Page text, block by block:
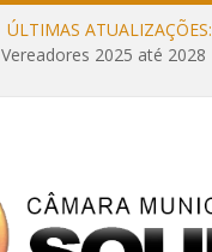
ÚLTIMAS ATUALIZAÇÕES:
Vereadores 2025 até 2028